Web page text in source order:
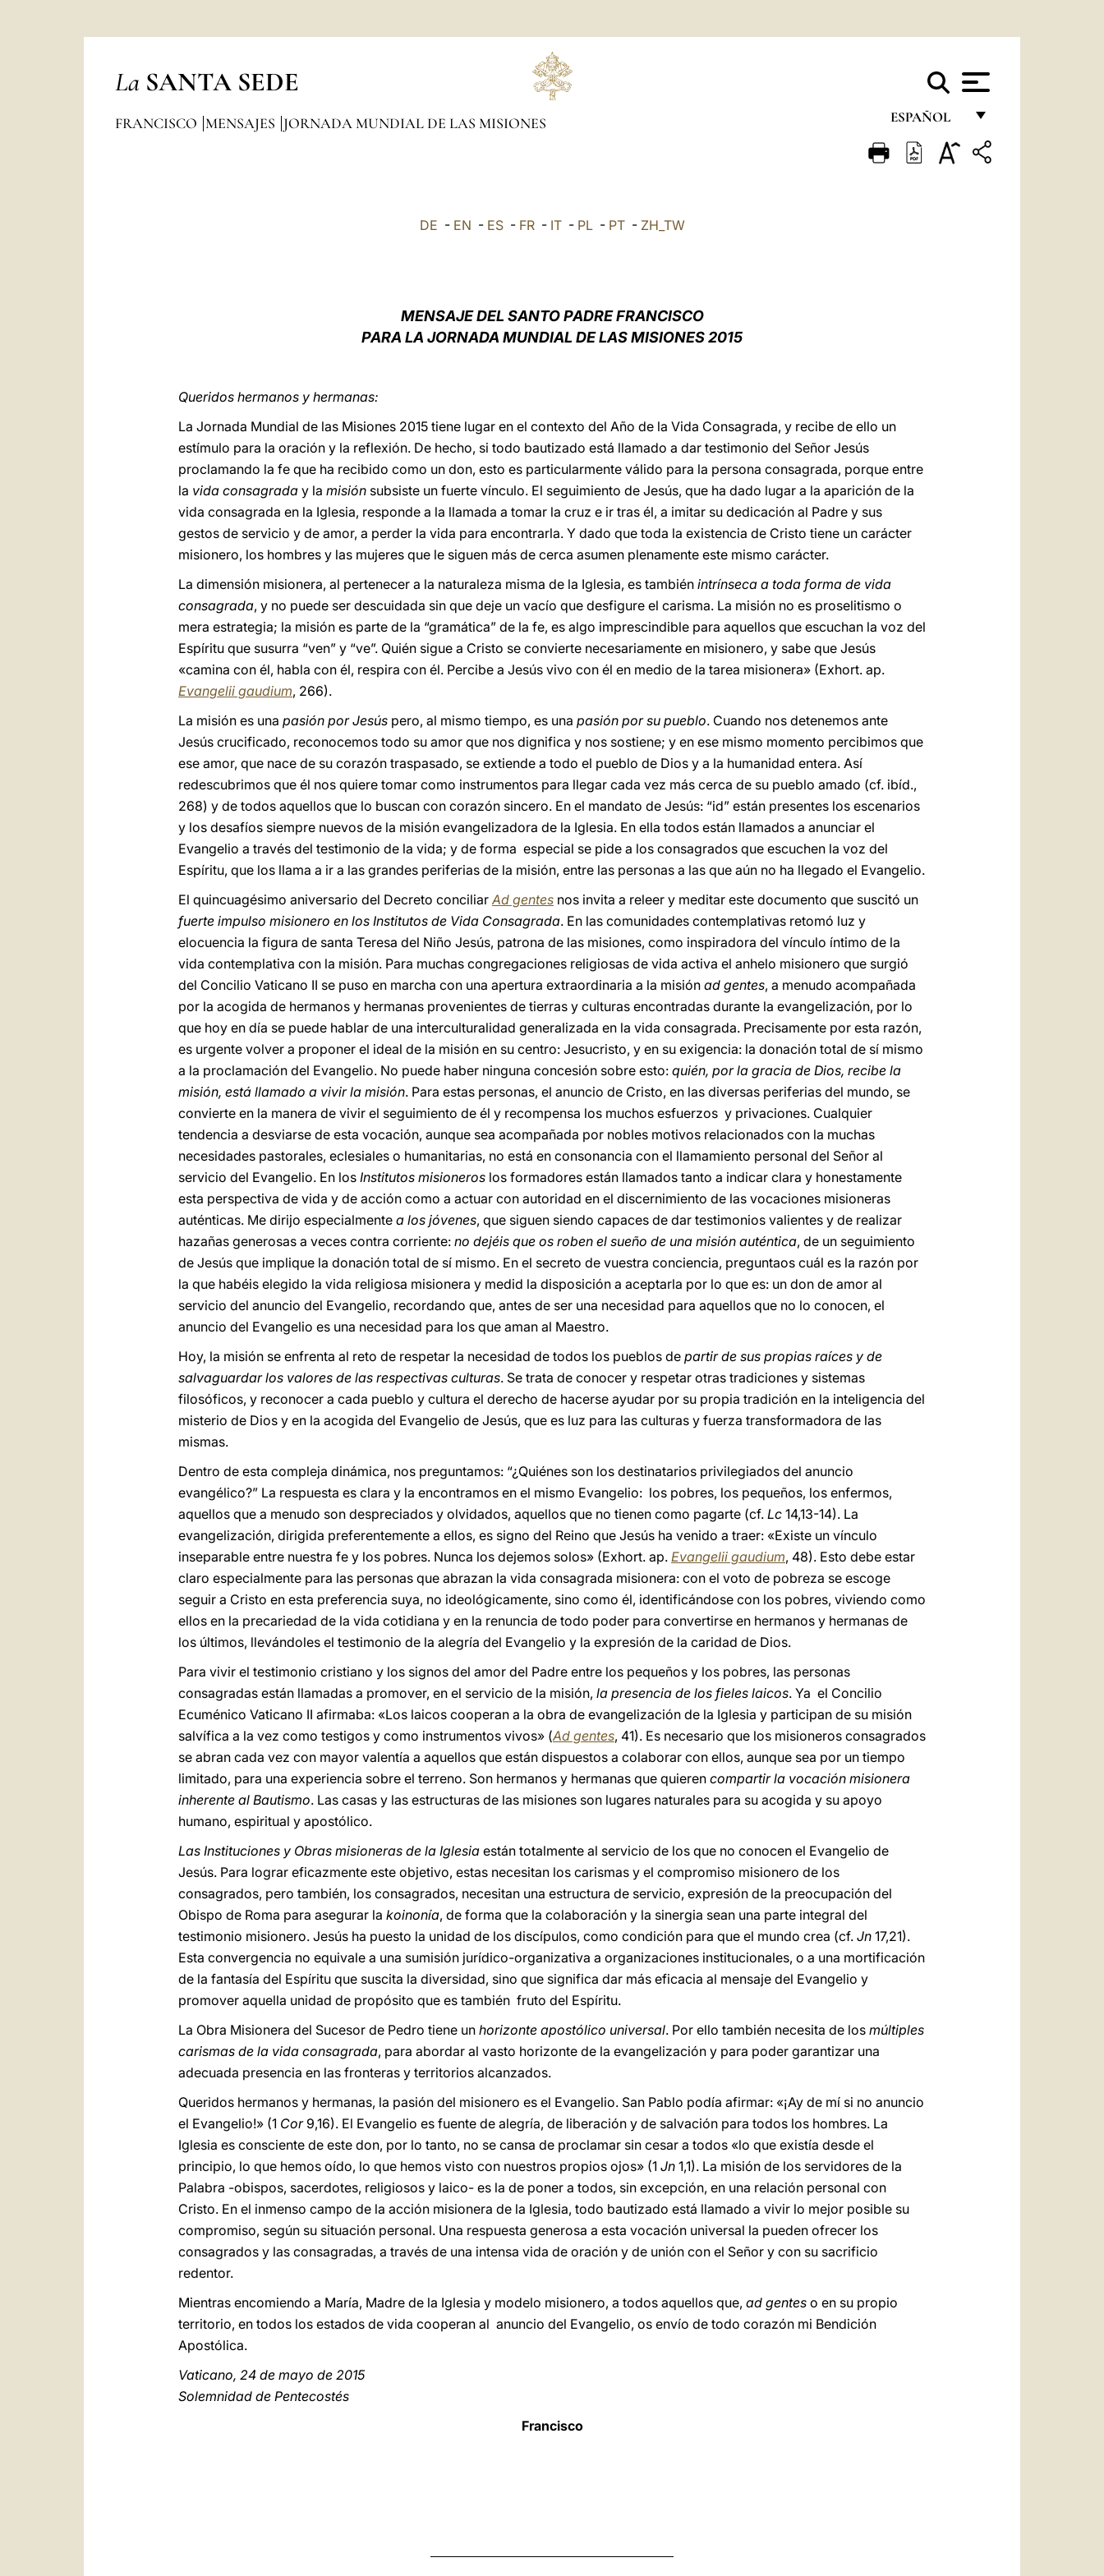
La SANTA SEDE
ESPAÑOL
FRANÇAIS
FRANCISCO MENSAJES JORNADA MUNDIAL DE LAS MISIONES
DE - EN - ES- FR- IT- PL- PT- ZH_TW
MENSAJE DEL SANTO PADRE FRANCISCO
PARA LA JORNADA MUNDIAL DE LAS MISIONES2015
Queridos hermanos y hermanas:
La Jornada Mundial de las Misiones 2015 tiene lugar en el contexto del Año de la Vida Consagrada, y recibe de ello un
estímulo para la oración y la reflexión. De hecho, si todo bautizado está llamado a dar testimonio del Señor Jesús
proclamando la fe que ha recibido como un don, esto es particularmente válido para la persona consagrada, porque entre
la vida consagrada y la misión subsiste un fuerte vínculo. El seguimiento de Jesús, que ha dado lugar a la aparición de la
vida consagrada en la Iglesia, responde a la llamada a tomar la cruz e ir tras él, a imitar su dedicación al Padre y sus
gestos de servicio y de amor, a perder la vida para encontrarla. Y dado que toda la existencia de Cristo tiene un carácter
misionero, los hombres y las mujeres que le siguen más de cerca asumen plenamente este mismo carácter.
La dimensión misionera, al pertenecer a la naturaleza misma de la Iglesia, es también intrínseca a toda forma de vida
consagrada, y no puede ser descuidada sin que deje un vacío que desfigure el carisma. La misión no es proselitismo o
mera estrategia; la misión es parte de la “gramática” de la fe, es algo imprescindible para aquellos que escuchan la voz del
Espíritu que susurra “ven” y “ve”. Quién sigue a Cristo se convierte necesariamente en misionero, y sabe que Jesús
«camina con él, habla con él, respira con él. Percibe a Jesús vivo con él en medio de la tarea misionera» (Exhort. ap.
Evangelii gaudium, 266).
La misión es una pasión por Jesús pero, al mismo tiempo, es una pasión por su pueblo. Cuando nos detenemos ante
Jesús crucificado, reconocemos todo su amor que nos dignifica y nos sostiene; y en ese mismo momento percibimos que
ese amor, que nace de su corazón traspasado, se extiende a todo el pueblo de Dios y a la humanidad entera. Así
redescubrimos que él nos quiere tomar como instrumentos para llegar cada vez más cerca de su pueblo amado (cf. ibíd.,
268) y de todos aquellos que lo buscan con corazón sincero. En el mandato de Jesús: “id” están presentes los escenarios
y los desafíos siempre nuevos de la misión evangelizadora de la Iglesia. En ella todos están llamados a anunciar el
Evangelio a través del testimonio de la vida; y de forma especial se pide a los consagrados que escuchen la voz del
Espíritu, que los llama a ir a las grandes periferias de la misión, entre las personas a las que aún no ha llegado el Evangelio.
El quincuagésimo aniversario del Decreto conciliar Ad gentes nos invita a releer y meditar este documento que suscitó un
fuerte impulso misionero en los Institutos de Vida Consagrada. En las comunidades contemplativas retomó luz y
elocuencia la figura de santa Teresa del Niño Jesús, patrona de las misiones, como inspiradora del vínculo íntimo de la
vida contemplativa con la misión. Para muchas congregaciones religiosas de vida activa el anhelo misionero que surgió
del Concilio Vaticano II se puso en marcha con una apertura extraordinaria a la misión ad gentes, a menudo acompañada
por la acogida de hermanos y hermanas provenientes de tierras y culturas encontradas durante la evangelización, por lo
que hoy en día se puede hablar de una interculturalidad generalizada en la vida consagrada. Precisamente por esta razón,
es urgente volver a proponer el ideal de la misión en su centro: Jesucristo, y en su exigencia: la donación total de sí mismo
a la proclamación del Evangelio. No puede haber ninguna concesión sobre esto: quién, por la gracia de Dios, recibe la
misión, está llamado a vivir la misión. Para estas personas, el anuncio de Cristo, en las diversas periferias del mundo, se
convierte en la manera de vivir el seguimiento de él y recompensa los muchos esfuerzos y privaciones. Cualquier
tendencia a desviarse de esta vocación, aunque sea acompañada por nobles motivos relacionados con la muchas
necesidades pastorales, eclesiales o humanitarias, no está en consonancia con el llamamiento personal del Señor al
servicio del Evangelio. En los Institutos misioneros los formadores están llamados tanto a indicar clara y honestamente
esta perspectiva de vida y de acción como a actuar con autoridad en el discernimiento de las vocaciones misioneras
auténticas. Me dirijo especialmente a los jóvenes, que siguen siendo capaces de dar testimonios valientes y de realizar
hazañas generosas a veces contra corriente: no dejéis que os roben el sueño de una misión auténtica, de un seguimiento
de Jesús que implique la donación total de sí mismo. En el secreto de vuestra conciencia, preguntaos cuál es la razón por
la que habéis elegido la vida religiosa misionera y medid la disposición a aceptarla por lo que es: un don de amor al
servicio del anuncio del Evangelio, recordando que, antes de ser una necesidad para aquellos que no lo conocen, el
anuncio del Evangelio es una necesidad para los que aman al Maestro.
Hoy, la misión se enfrenta al reto de respetar la necesidad de todos los pueblos de partir de sus propias raíces y de
salvaguardar los valores de las respectivas culturas. Se trata de conocer y respetar otras tradiciones y sistemas
filosóficos, y reconocer a cada pueblo y cultura el derecho de hacerse ayudar por su propia tradición en la inteligencia del
misterio de Dios y en la acogida del Evangelio de Jesús, que es luz para las culturas y fuerza transformadora de las
mismas.
Dentro de esta compleja dinámica, nos preguntamos: “¿Quiénes son los destinatarios privilegiados del anuncio
evangélico?” La respuesta es clara y la encontramos en el mismo Evangelio: los pobres, los pequeños, los enfermos,
aquellos que a menudo son despreciados y olvidados, aquellos que no tienen como pagarte (cf. Lc 14,13-14). La
evangelización, dirigida preferentemente a ellos, es signo del Reino que Jesús ha venido a traer: «Existe un vínculo
inseparable entre nuestra fe y los pobres. Nunca los dejemos solos» (Exhort. ap. Evangelii gaudium, 48). Esto debe estar
claro especialmente para las personas que abrazan la vida consagrada misionera: con el voto de pobreza se escoge
seguir a Cristo en esta preferencia suya, no ideológicamente, sino como él, identificándose con los pobres, viviendo como
ellos en la precariedad de la vida cotidiana y en la renuncia de todo poder para convertirse en hermanos y hermanas de
los últimos, llevándoles el testimonio de la alegría del Evangelio y la expresión de la caridad de Dios.
Para vivir el testimonio cristiano y los signos del amor del Padre entre los pequeños y los pobres, las personas
consagradas están llamadas a promover, en el servicio de la misión, la presencia de los fieles laicos. Ya el Concilio
Ecuménico Vaticano II afirmaba: «Los laicos cooperan a la obra de evangelización de la Iglesia y participan de su misión
salvífica a la vez como testigos y como instrumentos vivos» (Ad gentes, 41). Es necesario que los misioneros consagrados
se abran cada vez con mayor valentía a aquellos que están dispuestos a colaborar con ellos, aunque sea por un tiempo
limitado, para una experiencia sobre el terreno. Son hermanos y hermanas que quieren compartir la vocación misionera
inherente al Bautismo. Las casas y las estructuras de las misiones son lugares naturales para su acogida y su apoyo
humano, espiritual y apostólico.
Las Instituciones y Obras misioneras de la Iglesia están totalmente al servicio de los que no conocen el Evangelio de
Jesús. Para lograr eficazmente este objetivo, estas necesitan los carismas y el compromiso misionero de los
consagrados, pero también, los consagrados, necesitan una estructura de servicio, expresión de la preocupación del
Obispo de Roma para asegurar la koinonía, de forma que la colaboración y la sinergia sean una parte integral del
testimonio misionero. Jesús ha puesto la unidad de los discípulos, como condición para que el mundo crea (cf. Jn 17,21).
Esta convergencia no equivale a una sumisión jurídico-organizativa a organizaciones institucionales, o a una mortificación
de la fantasía del Espíritu que suscita la diversidad, sino que significa dar más eficacia al mensaje del Evangelio y
promover aquella unidad de propósito que es también fruto del Espíritu.
La Obra Misionera del Sucesor de Pedro tiene un horizonte apostólico universal. Por ello también necesita de los múltiples
carismas de la vida consagrada, para abordar al vasto horizonte de la evangelización y para poder garantizar una
adecuada presencia en las fronteras y territorios alcanzados.
Queridos hermanos y hermanas, la pasión del misionero es el Evangelio. San Pablo podía afirmar: «¡Ay de mí si no anuncio
el Evangelio!» (1 Cor9,16). El Evangelio es fuente de alegría, de liberación y de salvación para todos los hombres. La
Iglesia es consciente de este don, por lo tanto, no se cansa de proclamar sin cesar a todos «lo que existía desde el
principio, lo que hemos oído, lo que hemos visto con nuestros propios ojos» (1 Jn 1,1). La misión de los servidores de la
Palabra -obispos, sacerdotes, religiosos y laico- es la de poner a todos, sin excepción, en una relación personal con
Cristo. En el inmenso campo de la acción misionera de la Iglesia, todo bautizado está llamado a vivir lo mejor posible su
compromiso, según su situación personal. Una respuesta generosa a esta vocación universal la pueden ofrecer los
consagrados y las consagradas, a través de una intensa vida de oración y de unión con el Señor y con su sacrificio
redentor.
Mientras encomiendo a María, Madre de la Iglesia y modelo misionero, a todos aquellos que, ad gentes o en su propio
territorio, en todos los estados de vida cooperan al anuncio del Evangelio, os envío de todo corazón mi Bendición
Apostólica.
Vaticano, 24 de mayo de 2015
Solemnidad de Pentecostés
Francisco